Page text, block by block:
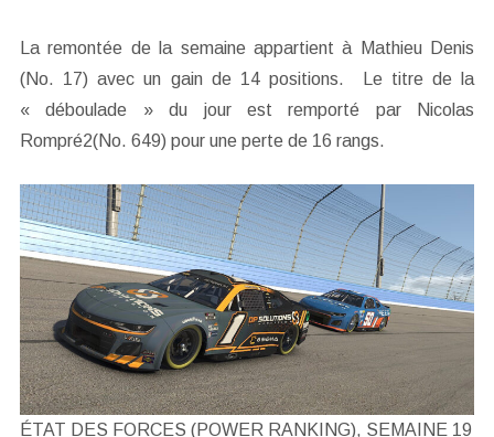
La remontée de la semaine appartient à Mathieu Denis
(No. 17) avec un gain de 14 positions. Le titre de la
« déboulade » du jour est remporté par Nicolas
Rompré2(No. 649) pour une perte de 16 rangs.
ÉTAT DES FORCES (POWER RANKING), SEMAINE 19